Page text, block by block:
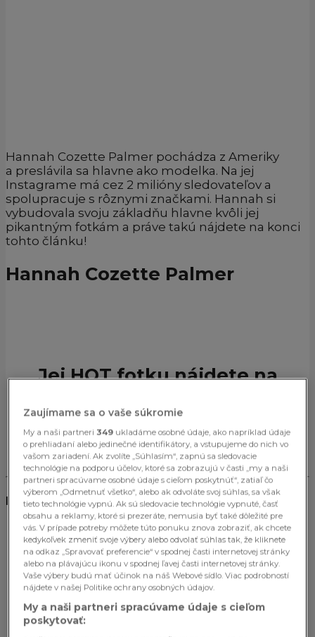
Hannah Cozette Palmer pochádza z Ameriky
a preslávila sa hlavne ako modelka. Na jej
Instagrame má cez 2 milióny sledovateľov a
spolupracuje s rôznymi značkami. Hannah si
vybudovala svoju základňu hlavne kvôli jej
pikantným fotkám a práve takú nájdete na konci
tohto článku!
Hannah Cozette Palmer
Jej HOT fotku nájdete na
Post
Pagination
1/ 2
Ďalšia stranaĎalšia strana
Najsledovanejšie články
Zaujímame sa o vaše súkromie
My a naši partneri 349 ukladáme osobné údaje, ako napríklad údaje
o prehliadaní alebo jedinečné identifikátory, a vstupujeme do nich vo
vašom zariadení. Ak zvolíte „Súhlasím“, zapnú sa sledovacie
technológie na podporu účelov, ktoré sa zobrazujú v časti „my a naši
partneri spracúvame osobné údaje s cieľom poskytnúť“, zatiaľ čo
výberom „Odmetnuť všetko“, alebo ak odvoláte svoj súhlas, sa však
tieto technológie vypnú. Ak sú sledovacie technológie vypnuté, časť
obsahu a reklamy, ktoré si prezeráte, nemusia byť také dôležité pre
vás. V prípade potreby môžete túto ponuku znova zobraziť, ak chcete
kedykoľvek zmeniť svoje výbery alebo odvolať súhlas tak, že kliknete
na odkaz „Spravovať preferencie“ v spodnej časti internetovej stránky
alebo na plávajúcu ikonu v spodnej ľavej časti internetovej stránky.
Vaše výbery budú mať účinok na náš Webové sídlo. Viac podrobností
nájdete v našej Politike ochrany osobných údajov.
My a naši partneri spracúvame údaje s cieľom
poskytovať: